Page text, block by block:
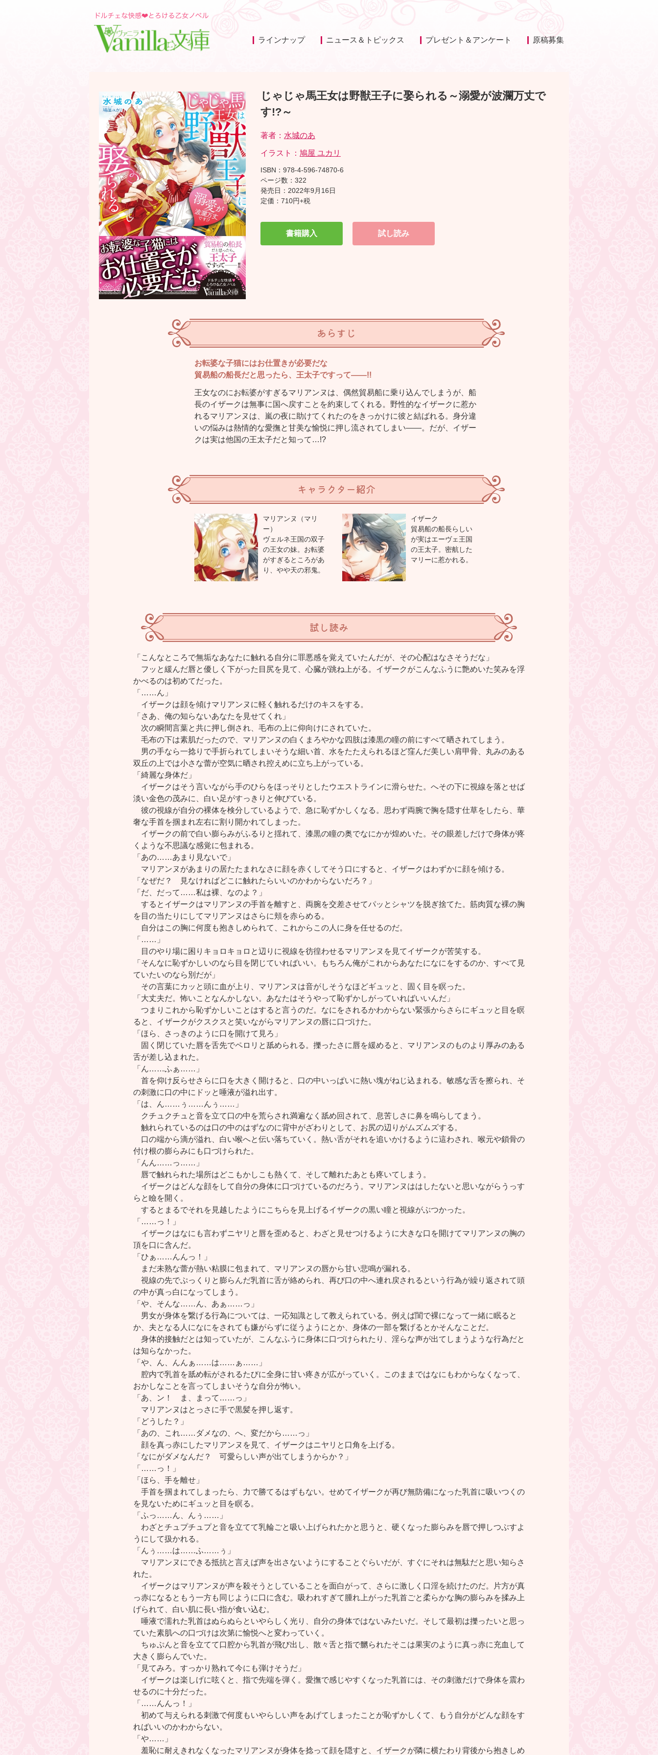
ラインナップ ニュース＆トピックス プレゼント＆アンケート 原稿募集
じゃじゃ馬王女は野獣王子に娶られる～溺愛が波瀾万丈で
す!?～
著者： 水城のあ
イラスト： 鳩屋 ユカリ
ISBN：978-4-596-74870-6
ページ数：322
発売日：2022年9月16日
定価：710円+税
書籍購入 試し読み
あらすじ
お転婆な子猫にはお仕置きが必要だな
貿易船の船長だと思ったら、王太子ですって――!!
王女なのにお転婆がすぎるマリアンヌは、偶然貿易船に乗り込んでしまうが、船
長のイザークは無事に国へ戻すことを約束してくれる。野性的なイザークに惹か
れるマリアンヌは、嵐の夜に助けてくれたのをきっかけに彼と結ばれる。身分違
いの悩みは熱情的な愛撫と甘美な愉悦に押し流されてしまい――。だが、イザー
クは実は他国の王太子だと知って…!?
キャラクター紹介
マリアンヌ（マリ
ー）
ヴェルネ王国の双子
の王女の妹。お転婆
がすぎるところがあ
り、やや天の邪鬼。
イザーク
貿易船の船長らしい
が実はエーヴェ王国
の王太子。密航した
マリーに惹かれる。
試し読み
「こんなところで無垢なあなたに触れる自分に罪悪感を覚えていたんだが、その心配はなさそうだな」
フッと緩んだ唇と優しく下がった目尻を見て、心臓が跳ね上がる。イザークがこんなふうに艶めいた笑みを浮
かべるのは初めてだった。
「……ん」
イザークは顔を傾けマリアンヌに軽く触れるだけのキスをする。
「さあ、俺の知らないあなたを見せてくれ」
次の瞬間言葉と共に押し倒され、毛布の上に仰向けにされていた。
毛布の下は素肌だったので、マリアンヌの白くまろやかな四肢は漆黒の瞳の前にすべて晒されてしまう。
男の手なら一捻りで手折られてしまいそうな細い首、水をたたえられるほど窪んだ美しい肩甲骨、丸みのある
双丘の上では小さな蕾が空気に晒され控えめに立ち上がっている。
「綺麗な身体だ」
イザークはそう言いながら手のひらをほっそりとしたウエストラインに滑らせた。へその下に視線を落とせば
淡い金色の茂みに、白い足がすっきりと伸びている。
彼の視線が自分の裸体を検分しているようで、急に恥ずかしくなる。思わず両腕で胸を隠す仕草をしたら、華
奢な手首を掴まれ左右に割り開かれてしまった。
イザークの前で白い膨らみがふるりと揺れて、漆黒の瞳の奥でなにかが煌めいた。その眼差しだけで身体が疼
くような不思議な感覚に包まれる。
「あの……あまり見ないで」
マリアンヌがあまりの居たたまれなさに顔を赤くしてそう口にすると、イザークはわずかに顔を傾ける。
「なぜだ？ 見なければどこに触れたらいいのかわからないだろ？」
「だ、だって……私は裸、なのよ？」
するとイザークはマリアンヌの手首を離すと、両腕を交差させてパッとシャツを脱ぎ捨てた。筋肉質な裸の胸
を目の当たりにしてマリアンヌはさらに頬を赤らめる。
自分はこの胸に何度も抱きしめられて、これからこの人に身を任せるのだ。
「……」
目のやり場に困りキョロキョロと辺りに視線を彷徨わせるマリアンヌを見てイザークが苦笑する。
「そんなに恥ずかしいのなら目を閉じていればいい。もちろん俺がこれからあなたになにをするのか、すべて見
ていたいのなら別だが」
その言葉にカッと頭に血が上り、マリアンヌは音がしそうなほどギュッと、固く目を瞑った。
「大丈夫だ。怖いことなんかしない。あなたはそうやって恥ずかしがっていればいいんだ」
つまりこれから恥ずかしいことはすると言うのだ。なにをされるかわからない緊張からさらにギュッと目を瞑
ると、イザークがクスクスと笑いながらマリアンヌの唇に口づけた。
「ほら、さっきのように口を開けて見ろ」
固く閉じていた唇を舌先でペロリと舐められる。擽ったさに唇を緩めると、マリアンヌのものより厚みのある
舌が差し込まれた。
「ん……ふぁ……」
首を仰け反らせさらに口を大きく開けると、口の中いっぱいに熱い塊がねじ込まれる。敏感な舌を擦られ、そ
の刺激に口の中にドッと唾液が溢れ出す。
「は、ん……ぅ……んぅ……」
クチュクチュと音を立て口の中を荒らされ満遍なく舐め回されて、息苦しさに鼻を鳴らしてまう。
触れられているのは口の中のはずなのに背中がざわりとして、お尻の辺りがムズムズする。
口の端から滴が溢れ、白い喉へと伝い落ちていく。熱い舌がそれを追いかけるように這わされ、喉元や鎖骨の
付け根の膨らみにも口づけられた。
「んん……っ……」
唇で触れられた場所はどこもかしこも熱くて、そして離れたあとも疼いてしまう。
イザークはどんな顔をして自分の身体に口づけているのだろう。マリアンヌははしたないと思いながらうっす
らと瞼を開く。
するとまるでそれを見越したようにこちらを見上げるイザークの黒い瞳と視線がぶつかった。
「……っ！」
イザークはなにも言わずニヤリと唇を歪めると、わざと見せつけるように大きな口を開けてマリアンヌの胸の
頂を口に含んだ。
「ひぁ……んんっ！」
まだ未熟な蕾が熱い粘膜に包まれて、マリアンヌの唇から甘い悲鳴が漏れる。
視線の先でぷっくりと膨らんだ乳首に舌が絡められ、再び口の中へ連れ戻されるという行為が繰り返されて頭
の中が真っ白になってしまう。
「や、そんな……ん、あぁ……っ」
男女が身体を繋げる行為については、一応知識として教えられている。例えば閨で裸になって一緒に眠ると
か、夫となる人になにをされても嫌がらずに従うようにとか、身体の一部を繋げるとかそんなことだ。
身体的接触だとは知っていたが、こんなふうに身体に口づけられたり、淫らな声が出てしまうような行為だと
は知らなかった。
「や、ん、んんぁ……は……ぁ……」
腔内で乳首を舐め転がされるたびに全身に甘い疼きが広がっていく。このままではなにもわからなくなって、
おかしなことを言ってしまいそうな自分が怖い。
「あ、ン！ ま、まって……っ」
マリアンヌはとっさに手で黒髪を押し返す。
「どうした？」
「あの、これ……ダメなの、へ、変だから……っ」
顔を真っ赤にしたマリアンヌを見て、イザークはニヤリと口角を上げる。
「なにがダメなんだ？ 可愛らしい声が出てしまうからか？」
「……っ！」
「ほら、手を離せ」
手首を掴まれてしまったら、力で勝てるはずもない。せめてイザークが再び無防備になった乳首に吸いつくの
を見ないためにギュッと目を瞑る。
「ふっ……ん、んぅ……」
わざとチュプチュプと音を立てて乳輪ごと吸い上げられたかと思うと、硬くなった膨らみを唇で押しつぶすよ
うにして扱かれる。
「んぅ……は……ふ……ぅ」
マリアンヌにできる抵抗と言えば声を出さないようにすることぐらいだが、すぐにそれは無駄だと思い知らさ
れた。
イザークはマリアンヌが声を殺そうとしていることを面白がって、さらに激しく口淫を続けたのだ。片方が真
っ赤になるともう一方も同じように口に含む。吸われすぎて腫れ上がった乳首ごと柔らかな胸の膨らみを揉み上
げられて、白い肌に長い指が食い込む。
唾液で濡れた乳首はぬらぬらといやらしく光り、自分の身体ではないみたいだ。そして最初は擽ったいと思っ
ていた素肌への口づけは次第に愉悦へと変わっていく。
ちゅぷんと音を立てて口腔から乳首が飛び出し、散々舌と指で嬲られたそこは果実のように真っ赤に充血して
大きく膨らんでいた。
「見てみろ。すっかり熟れて今にも弾けそうだ」
イザークは楽しげに呟くと、指で先端を弾く。愛撫で感じやすくなった乳首には、その刺激だけで身体を震わ
せるのに十分だった。
「……んんっ！」
初めて与えられる刺激で何度もいやらしい声をあげてしまったことが恥ずかしくて、もう自分がどんな顔をす
ればいいのかわからない。
「や……」
羞恥に耐えきれなくなったマリアンヌが身体を捻って顔を隠すと、イザークが隣に横たわり背後から抱きしめ